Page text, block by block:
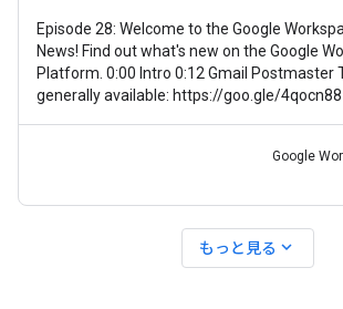
Episode 28: Welcome to the Google
News! Find out what's new on the Google
Platform. 0:00 Intro 0:12 Gmail Postmaster
generally available: https://goo.gle/4qocn88
Google
もっと見る expand_more